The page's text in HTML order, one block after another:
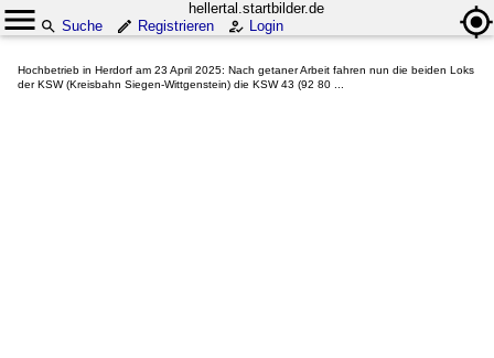
hellertal.startbilder.de
Suche
Registrieren Login
Hochbetrieb in Herdorf am 23 April 2025: Nach getaner Arbeit fahren nun die beiden Loks
der KSW (Kreisbahn Siegen-Wittgenstein) die KSW 43 (92 80 ...